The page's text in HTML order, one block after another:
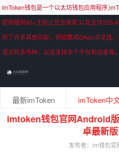
ImToken钱包是一个以太坊钱包应用程序
提供提供90+主链让您去探索,以及支持
供了许多其他功能，例如集成DApp浏览器
语言和多币种，以及支持多个平台和设备等。
最新imToken imToken中
imtoken钱包官网Android
卓最新
发布者：im钱包官